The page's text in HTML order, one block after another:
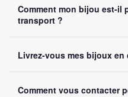
SSL. Nous acceptons Visa,
Pay. Vos données
Comment mon bijou est-il
transport ?
renforcé. Un numéro de
dès l'expédition.
Livrez-vous mes bijoux en
.
Comment vous contacter